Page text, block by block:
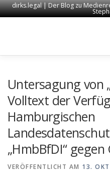
dirks.legal | Der Blog zu
MEDIEN IMPRESSUM
Untersagung von
Volltext der
Hamburgischen
„HmbBfDI“
VERÖFFENTLICHT AM 13.